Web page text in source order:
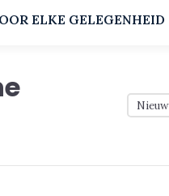
ELKE GELEGENHEID